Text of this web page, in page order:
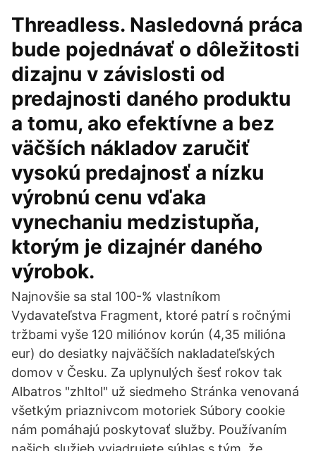
Threadless. Nasledovná práca
bude pojednávať o dôležitosti
dizajnu v závislosti od
predajnosti daného produktu
a tomu, ako efektívne a bez
väčších nákladov zaručiť
vysokú predajnosť a nízku
výrobnú cenu vďaka
vynechaniu medzistupňa,
ktorým je dizajnér daného
výrobok.
Najnovšie sa stal 100-% vlastníkom
Vydavateľstva Fragment, ktoré patrí s ročnými
tržbami vyše 120 miliónov korún (4,35 milióna
eur) do desiatky najväčších nakladateľských
domov v Česku. Za uplynulých šesť rokov tak
Albatros "zhltol" už siedmeho Stránka venovaná
všetkým priaznivcom motoriek Súbory cookie
nám pomáhajú poskytovať služby. Používaním